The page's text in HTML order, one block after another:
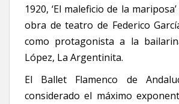
1920, ‘El maleficio de la
obra de teatro de Federico
como protagonista a la
López, La Argentinita.
El Ballet Flamenco de
considerado el máximo